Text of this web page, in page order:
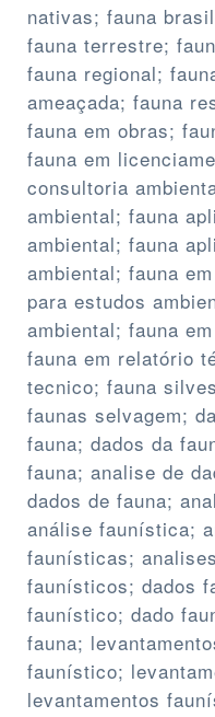
nativas; fauna
fauna terrestre;
fauna regional;
ameaçada; fauna
fauna em obras;
fauna em
consultoria
ambiental; fauna
ambiental; fauna
ambiental; fauna
para estudos
ambiental; fauna
fauna em relatório
tecnico; fauna
faunas selvagem;
fauna; dados da
fauna; analise de
dados de fauna;
análise faunística;
faunísticas;
faunísticos; dados
faunístico; dado
fauna;
faunístico;
levantamentos